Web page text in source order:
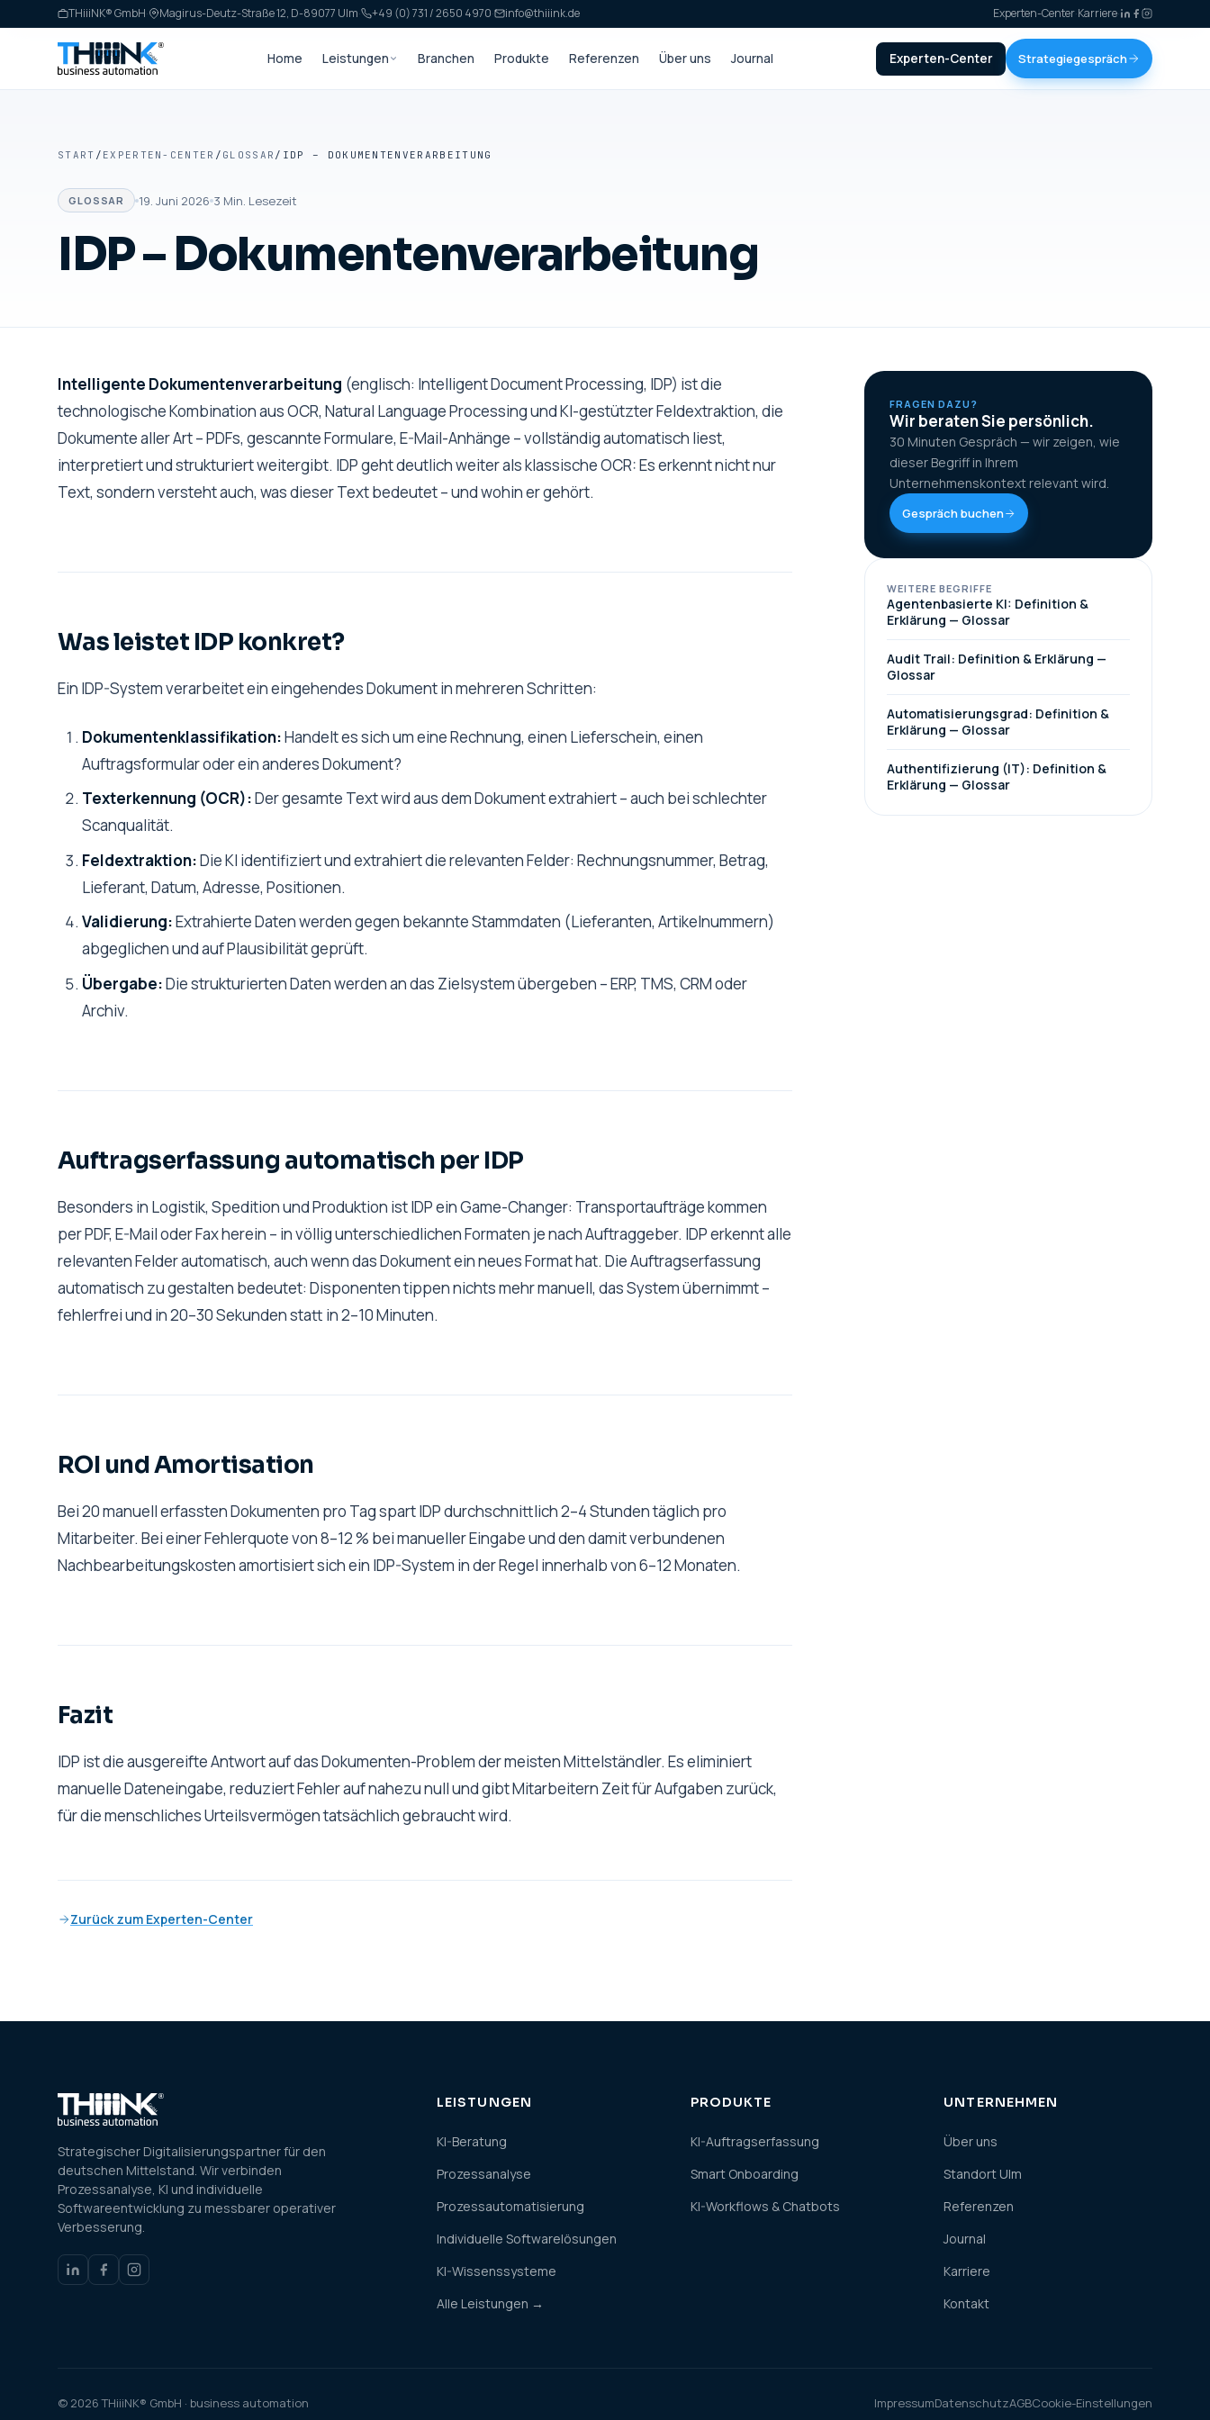
THiiiNK® GmbH· Magirus-Deutz-Straße 12, D-89077 Ulm· +49 (0) 731 / 2650 4970· info@thiiink.de Experten-Center·Karriere·
Home Leistungen Branchen Produkte Referenzen Über uns Journal Experten-Center Strategiegespräch
START / EXPERTEN-CENTER / GLOSSAR / IDP – DOKUMENTENVERARBEITUNG
GLOSSAR 19. Juni 2026 3 Min. Lesezeit
IDP – Dokumentenverarbeitung
Intelligente Dokumentenverarbeitung (englisch: Intelligent Document Processing, IDP) ist die
technologische Kombination aus OCR, Natural Language Processing und KI-gestützter Feldextraktion, die
Dokumente aller Art – PDFs, gescannte Formulare, E-Mail-Anhänge – vollständig automatisch liest,
interpretiert und strukturiert weitergibt. IDP geht deutlich weiter als klassische OCR: Es erkennt nicht nur
Text, sondern versteht auch, was dieser Text bedeutet – und wohin er gehört.
Was leistet IDP konkret?
Ein IDP-System verarbeitet ein eingehendes Dokument in mehreren Schritten:
Dokumentenklassifikation:Handelt es sich um eine Rechnung, einen Lieferschein, einen
Auftragsformular oder ein anderes Dokument?
Texterkennung (OCR):Der gesamte Text wird aus dem Dokument extrahiert – auch bei schlechter
Scanqualität.
Feldextraktion:Die KI identifiziert und extrahiert die relevanten Felder: Rechnungsnummer, Betrag,
Lieferant, Datum, Adresse, Positionen.
Validierung:Extrahierte Daten werden gegen bekannte Stammdaten (Lieferanten, Artikelnummern)
abgeglichen und auf Plausibilität geprüft.
Übergabe:Die strukturierten Daten werden an das Zielsystem übergeben – ERP, TMS, CRM oder
Archiv.
Auftragserfassung automatisch per IDP
Besonders in Logistik, Spedition und Produktion ist IDP ein Game-Changer: Transportaufträge kommen
per PDF, E-Mail oder Fax herein – in völlig unterschiedlichen Formaten je nach Auftraggeber. IDP erkennt alle
relevanten Felder automatisch, auch wenn das Dokument ein neues Format hat. Die Auftragserfassung
automatisch zu gestalten bedeutet: Disponenten tippen nichts mehr manuell, das System übernimmt –
fehlerfrei und in 20–30 Sekunden statt in 2–10 Minuten.
ROI und Amortisation
Bei 20 manuell erfassten Dokumenten pro Tag spart IDP durchschnittlich 2–4 Stunden täglich pro
Mitarbeiter. Bei einer Fehlerquote von 8–12 % bei manueller Eingabe und den damit verbundenen
Nachbearbeitungskosten amortisiert sich ein IDP-System in der Regel innerhalb von 6–12 Monaten.
Fazit
IDP ist die ausgereifte Antwort auf das Dokumenten-Problem der meisten Mittelständler. Es eliminiert
manuelle Dateneingabe, reduziert Fehler auf nahezu null und gibt Mitarbeitern Zeit für Aufgaben zurück,
für die menschliches Urteilsvermögen tatsächlich gebraucht wird.
Zurück zum Experten-Center
FRAGEN DAZU?
Wir beraten Sie persönlich.
30 Minuten Gespräch — wir zeigen, wie
dieser Begriff in Ihrem
Unternehmenskontext relevant wird.
Gespräch buchen
WEITERE BEGRIFFE
Agentenbasierte KI: Definition &
Erklärung — Glossar
Audit Trail: Definition & Erklärung —
Glossar
Automatisierungsgrad: Definition &
Erklärung — Glossar
Authentifizierung (IT): Definition &
Erklärung — Glossar
Strategischer Digitalisierungspartner für den
deutschen Mittelstand. Wir verbinden
Prozessanalyse, KI und individuelle
Softwareentwicklung zu messbarer operativer
Verbesserung.
LEISTUNGEN
KI-Beratung
Prozessanalyse
Prozessautomatisierung
Individuelle Softwarelösungen
KI-Wissenssysteme
Alle Leistungen →
PRODUKTE
KI-Auftragserfassung
Smart Onboarding
KI-Workflows & Chatbots
UNTERNEHMEN
Über uns
Standort Ulm
Referenzen
Journal
Karriere
Kontakt
© 2026 THiiiNK® GmbH · business automation ImpressumDatenschutzAGBCookie-Einstellungen